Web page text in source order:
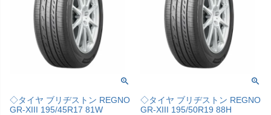
◇タイヤ ブリヂストン REGNO
GR-XIII 195/45R17 81W
◇タイヤ ブリヂストン REGNO
GR-XIII 195/50R19 88H